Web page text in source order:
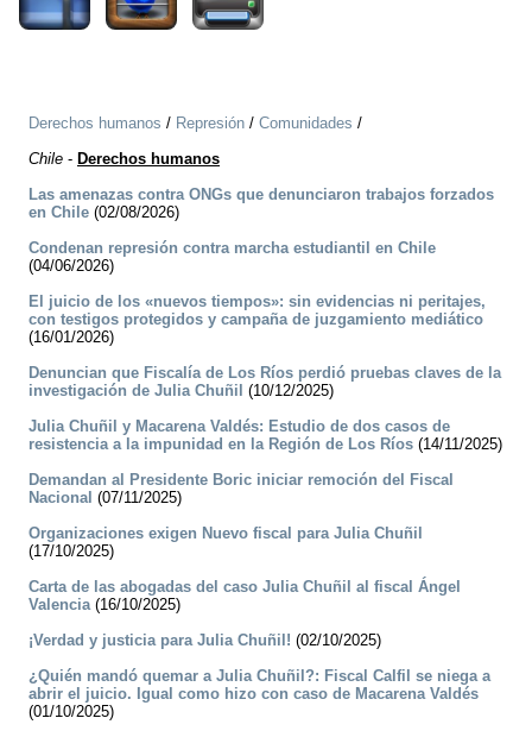
Derechos humanos / Represión / Comunidades /
Chile - Derechos humanos
Las amenazas contra ONGs que denunciaron trabajos forzados
en Chile (02/08/2026)
Condenan represión contra marcha estudiantil en Chile
(04/06/2026)
El juicio de los «nuevos tiempos»: sin evidencias ni peritajes,
con testigos protegidos y campaña de juzgamiento mediático
(16/01/2026)
Denuncian que Fiscalía de Los Ríos perdió pruebas claves de la
investigación de Julia Chuñil (10/12/2025)
Julia Chuñil y Macarena Valdés: Estudio de dos casos de
resistencia a la impunidad en la Región de Los Ríos (14/11/2025)
Demandan al Presidente Boric iniciar remoción del Fiscal
Nacional (07/11/2025)
Organizaciones exigen Nuevo fiscal para Julia Chuñil
(17/10/2025)
Carta de las abogadas del caso Julia Chuñil al fiscal Ángel
Valencia(16/10/2025)
¡Verdad y justicia para Julia Chuñil! (02/10/2025)
¿Quién mandó quemar a Julia Chuñil?: Fiscal Calfil se niega a
abrir el juicio. Igual como hizo con caso de Macarena Valdés
(01/10/2025)